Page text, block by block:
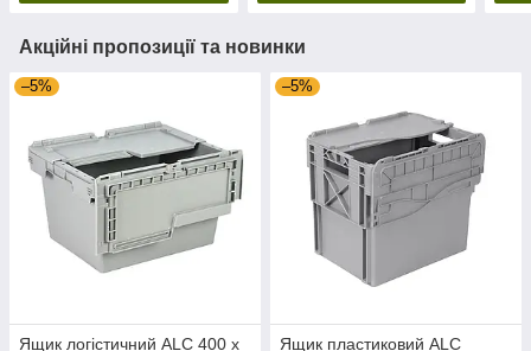
Акційні пропозиції та новинки
–5%
Ящик логістичний ALC 400 х
–5%
Ящик пластиковий ALC